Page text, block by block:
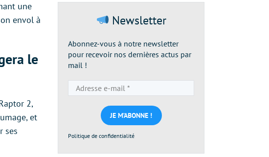
une
envol à
le
2,
et
ses
Newsletter
Abonnez-vous à notre newsletter
pour recevoir nos dernières actus par
mail !
e-
mail
*
Politique de confidentialité